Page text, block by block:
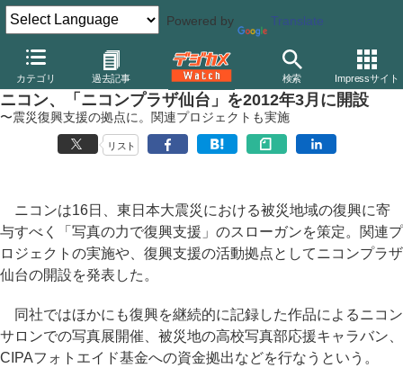
Powered by Translate
カテゴリ 過去記事 検索 Impressサイト
デジカメ Watch 業界動向 企業
ニコン、「ニコンプラザ仙台」を2012年3月に開設
〜震災復興支援の拠点に。関連プロジェクトも実施
リスト
ニコンは16日、東日本大震災における被災地域の復興に寄
与すべく「写真の力で復興支援」のスローガンを策定。関連プ
ロジェクトの実施や、復興支援の活動拠点としてニコンプラザ
仙台の開設を発表した。
同社ではほかにも復興を継続的に記録した作品によるニコン
サロンでの写真展開催、被災地の高校写真部応援キャラバン、
CIPAフォトエイド基金への資金拠出などを行なうという。